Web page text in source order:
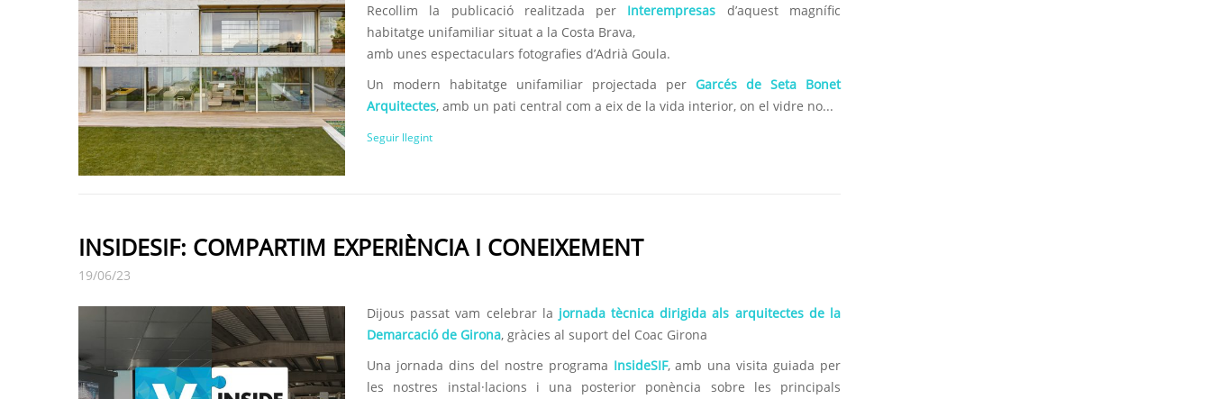
Recollim la publicació realitzada per Interempresas d’aquest magnífic
habitatge unifamiliar situat a la Costa Brava,
amb unes espectaculars fotografies d’Adrià Goula.
Un modern habitatge unifamiliar projectada perGarcés de Seta Bonet
Arquitectes, amb un pati central com a eix de la vida interior, on el vidre no...
Seguir llegint
INSIDESIF: COMPARTIM EXPERIÈNCIA I CONEIXEMENT
19/06/23
Dijous passat vam celebrar la jornada tècnica dirigida als arquitectes de la
Demarcació de Girona, gràcies al suport del Coac Girona
Una jornada dins del nostre programa InsideSIF, amb una visita guiada per
les nostres instal·lacions i una posterior ponència sobre les principals